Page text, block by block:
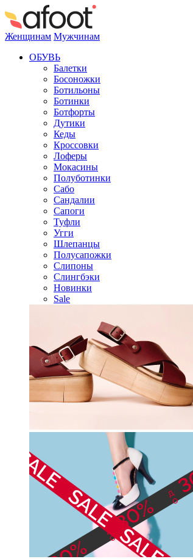
Женщинам Мужчинам
ОБУВЬ
Балетки
Босоножки
Ботильоны
Ботинки
Ботфорты
Дутики
Кеды
Кроссовки
Лоферы
Мокасины
Полуботинки
Сабо
Сандалии
Сапоги
Туфли
Угги
Шлепанцы
Полусапожки
Слипоны
Слингбэки
Новинки
Sale